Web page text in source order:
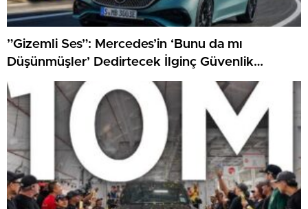
”Gizemli Ses”: Mercedes’in ‘Bunu da mı
Düşünmüşler’ Dedirtecek İlginç Güvenlik
Özelliği